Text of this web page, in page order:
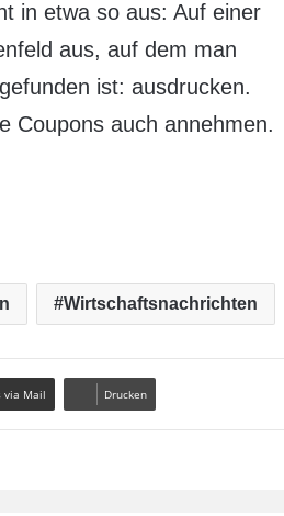
in etwa so aus: Auf einer
aus, auf dem man
ist: ausdrucken.
Coupons auch annehmen.
Wirtschaftsnachrichten
via Mail Drucken